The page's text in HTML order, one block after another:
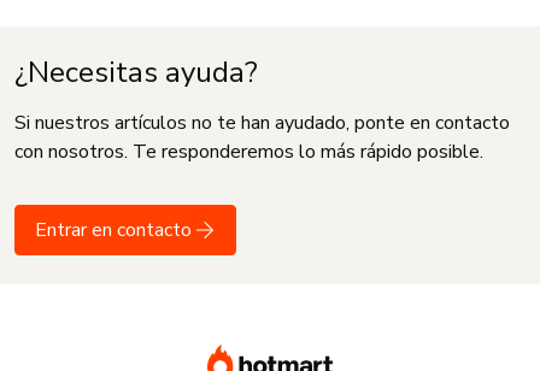
¿Necesitas ayuda?
Si nuestros artículos no te han ayudado, ponte en contacto
con nosotros. Te responderemos lo más rápido posible.
Entrar en contacto